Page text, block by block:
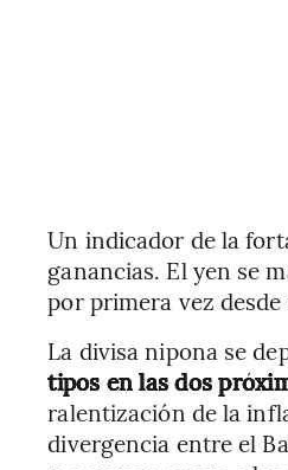
Un indicador de la
ganancias. El yen se
por primera vez
La divisa nipona se
tipos en las dos
ralentización de la
divergencia entre el